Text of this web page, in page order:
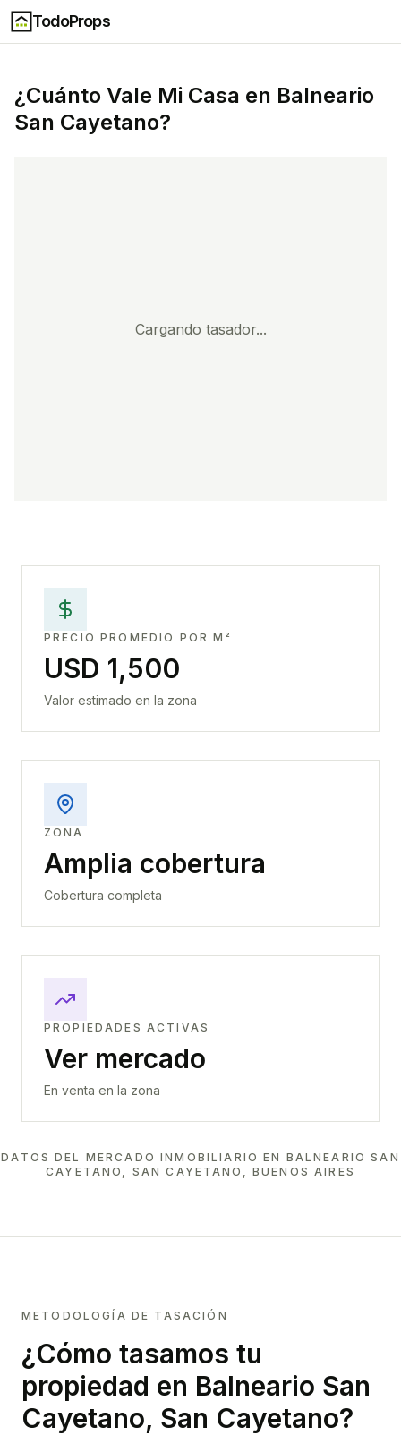
TodoProps
¿Cuánto Vale Mi Casa en Balneario
San Cayetano?
Cargando tasador...
PRECIO PROMEDIO POR M²
USD 1,500
Valor estimado en la zona
ZONA
Amplia cobertura
Cobertura completa
PROPIEDADES ACTIVAS
Ver mercado
En venta en la zona
DATOS DEL MERCADO INMOBILIARIO EN BALNEARIO SAN
CAYETANO, SAN CAYETANO, BUENOS AIRES
METODOLOGÍA DE TASACIÓN
¿Cómo tasamos tu
propiedad en Balneario San
Cayetano, San Cayetano?